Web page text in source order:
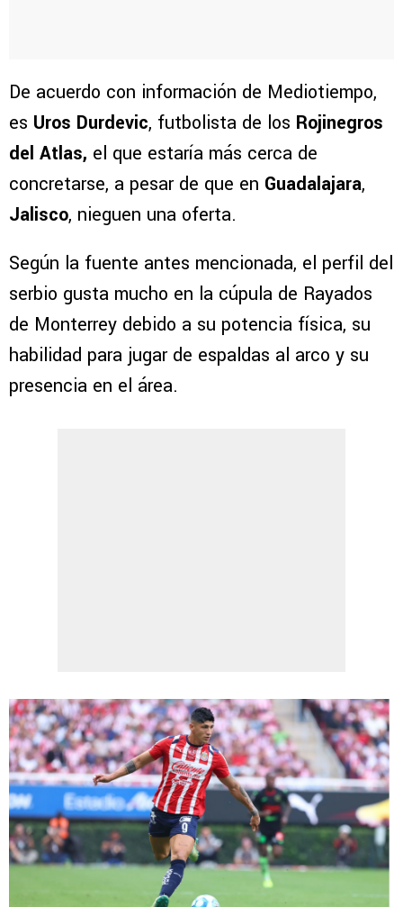
De acuerdo con información de Mediotiempo,
es Uros Durdevic, futbolista de los Rojinegros
del Atlas, el que estaría más cerca de
concretarse, a pesar de que en Guadalajara,
Jalisco, nieguen una oferta.
Según la fuente antes mencionada, el perfil del
serbio gusta mucho en la cúpula de Rayados
de Monterrey debido a su potencia física, su
habilidad para jugar de espaldas al arco y su
presencia en el área.